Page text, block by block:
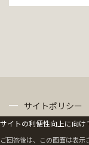
サイトポリシー
サイトの利便性向上に向け
ご回答後は、この画面は表示